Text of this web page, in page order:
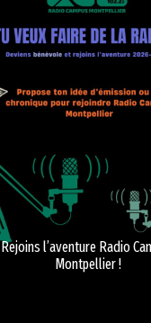
Rejoins l’aventure Radio
Montpellier !